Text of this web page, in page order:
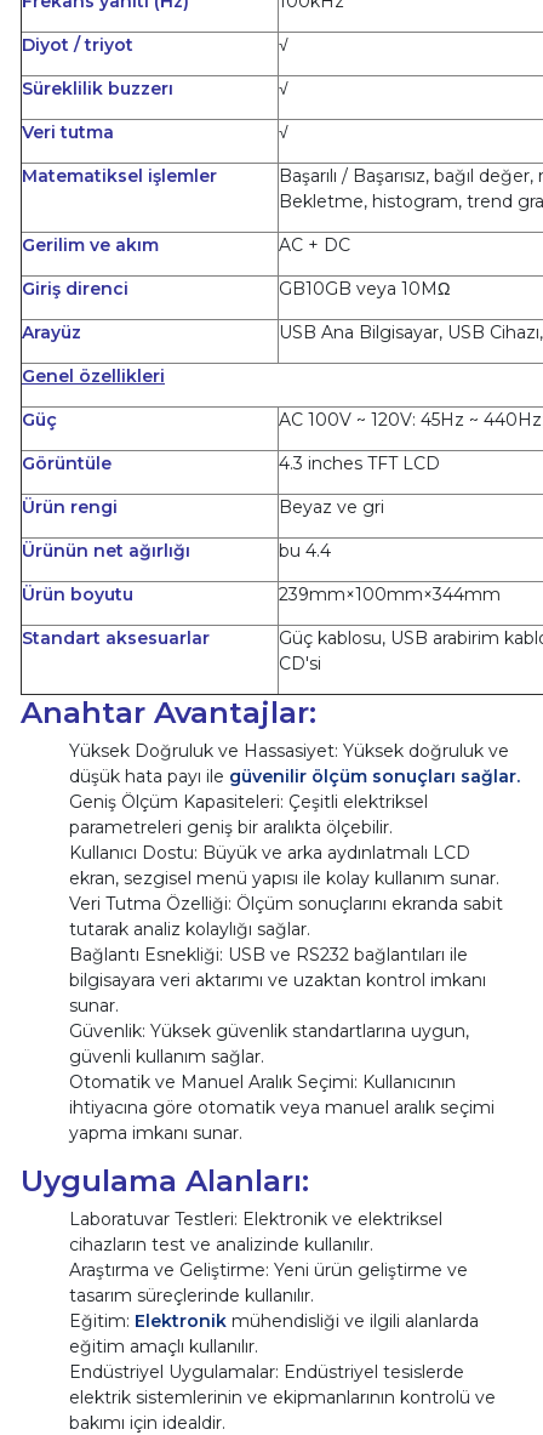
Diyot / triyot
√
Süreklilik buzzerı
√
Veri tutma
√
Matematiksel işlemler
Başarılı / Başarısız, bağıl
Bekletme, histogram, trend
Gerilim ve akım
AC + DC
Giriş direnci
GB10GB veya 10MΩ
Arayüz
USB Ana Bilgisayar, USB
Genel özellikleri
Güç
AC 100V ~ 120V: 45Hz ~
Görüntüle
4.3 inches TFT LCD
Ürün rengi
Beyaz ve gri
Ürünün net ağırlığı
bu 4.4
Ürün boyutu
239mm×100mm×344mm
Standart aksesuarlar
Güç kablosu, USB arabirim
CD'si
Anahtar Avantajlar:
Yüksek Doğruluk ve Hassasiyet: Yüksek doğruluk ve
düşük hata payı ile güvenilir ölçüm sonuçları sağlar.
Geniş Ölçüm Kapasiteleri: Çeşitli elektriksel
parametreleri geniş bir aralıkta ölçebilir.
Kullanıcı Dostu: Büyük ve arka aydınlatmalı LCD
ekran, sezgisel menü yapısı ile kolay kullanım sunar.
Veri Tutma Özelliği: Ölçüm sonuçlarını ekranda sabit
tutarak analiz kolaylığı sağlar.
Bağlantı Esnekliği: USB ve RS232 bağlantıları ile
bilgisayara veri aktarımı ve uzaktan kontrol imkanı
sunar.
Güvenlik: Yüksek güvenlik standartlarına uygun,
güvenli kullanım sağlar.
Otomatik ve Manuel Aralık Seçimi: Kullanıcının
ihtiyacına göre otomatik veya manuel aralık seçimi
yapma imkanı sunar.
Uygulama Alanları:
Laboratuvar Testleri: Elektronik ve elektriksel
cihazların test ve analizinde kullanılır.
Araştırma ve Geliştirme: Yeni ürün geliştirme ve
tasarım süreçlerinde kullanılır.
Eğitim: Elektronik mühendisliği ve ilgili alanlarda
eğitim amaçlı kullanılır.
Endüstriyel Uygulamalar: Endüstriyel tesislerde
elektrik sistemlerinin ve ekipmanlarının kontrolü ve
bakımı için idealdir.